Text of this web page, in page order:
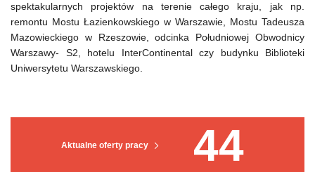
Aktualne oferty pracy 44
spektakularnych projektów na terenie całego kraju, jak np.
remontu Mostu Łazienkowskiego w Warszawie, Mostu Tadeusza
Mazowieckiego w Rzeszowie, odcinka Południowej Obwodnicy
Warszawy- S2, hotelu InterContinental czy budynku Biblioteki
Uniwersytetu Warszawskiego.